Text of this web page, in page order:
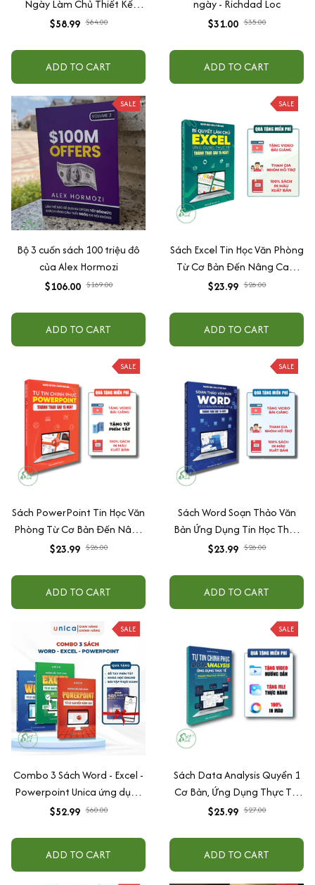
Ngày Làm Chủ Thiết Kế
Canva, Tặng Kèm Video
$58.99 $84.00
ADD TO CART
ngày - Richdad Loc
$31.00 $35.00
ADD TO CART
SALE
Bộ 3 cuốn sách 100 triệu đô
của Alex Hormozi
$106.00 $169.00
ADD TO CART
SALE
Sách Excel Tin Học Văn Phòng
Từ Cơ Bản Đến Nâng Cao,
Tặng Video Hướng Dẫn + File
$23.99 $26.00
ADD TO CART
SALE
Sách PowerPoint Tin Học Văn
Phòng Từ Cơ Bản Đến Nâng
Cao Cho Người Đi Làm +
$23.99 $26.00
ADD TO CART
SALE
Sách Word Soạn Thảo Văn
Bản Ứng Dụng Tin Học Thực
Tế Từ Cơ Bản Đến Nâng Cao
Dẫn
$23.99 $26.00
ADD TO CART
SALE
Combo 3 Sách Word - Excel -
Powerpoint Unica ứng dụng
tin học văn phòng từ cơ bản
$52.99 $60.00
ADD TO CART
SALE
Sách Data Analysis Quyển 1
Cơ Bản, Ứng Dụng Thực Tế,
Có Tặng Kèm Video Hướng
$25.99 $27.00
ADD TO CART